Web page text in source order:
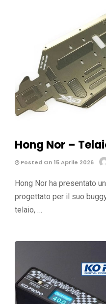
Hong Nor –
Posted On 15 Aprile 2026
Hong Nor ha presentato
progettato per il suo
telaio, …